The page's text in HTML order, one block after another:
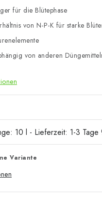
für die Blütephase
von N-P-K für starke
von anderen
Variante